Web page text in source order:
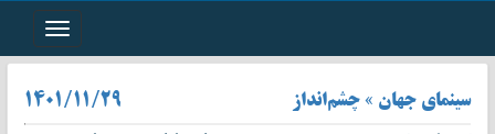
Toggle
سینمای جهان » چشم‌انداز ۱۴۰۱/۱۱/۲۹